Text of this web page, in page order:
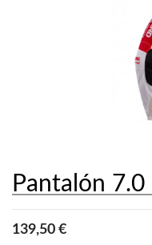
Pantalón
139,50 €